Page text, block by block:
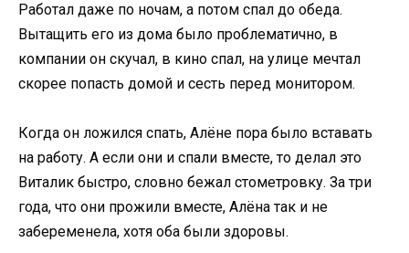
Работал даже по ночам, а потом спал до обеда.
Вытащить его из дома было проблематично, в
компании он скучал, в кино спал, на улице мечтал
скорее попасть домой и сесть перед монитором.
Когда он ложился спать, Алёне пора было вставать
на работу. А если они и спали вместе, то делал это
Виталик быстро, словно бежал стометровку. За три
года, что они прожили вместе, Алёна так и не
забеременела, хотя оба были здоровы.